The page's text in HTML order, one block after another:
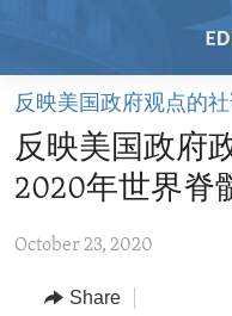
Skip
main
content
to
Navigation
HOME
VIDEO
REGIONS
AFRICA
TOPICS
反映美国政府观点的
反映美国政府
2020年世界脊
October 23, 2020
Share